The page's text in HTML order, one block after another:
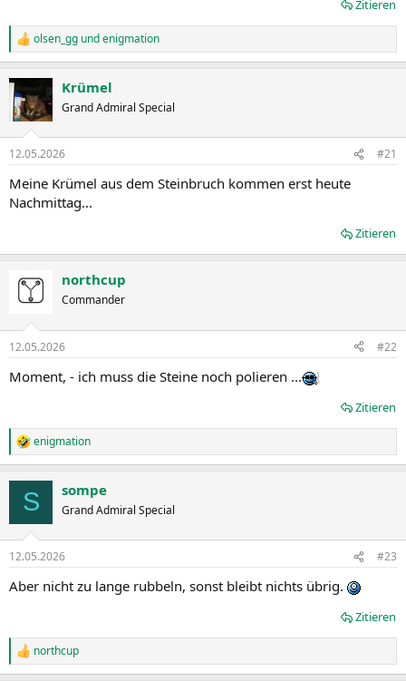
Zitieren
R
e
t
i
e
:
olsen_gg undenigmation
Krümel
Grand Admiral Special
12.05.2026 #21
Meine Krümel aus dem Steinbruch kommen erst heute
Nachmittag...
Zitieren
northcup
Commander
12.05.2026 #22
Moment, - ich muss die Steine noch polieren ...
Zitieren
R
e
e
:
enigmation
S sompe
Grand Admiral Special
12.05.2026 #23
Aber nicht zu lange rubbeln, sonst bleibt nichts übrig.
Zitieren
R
e
northcup